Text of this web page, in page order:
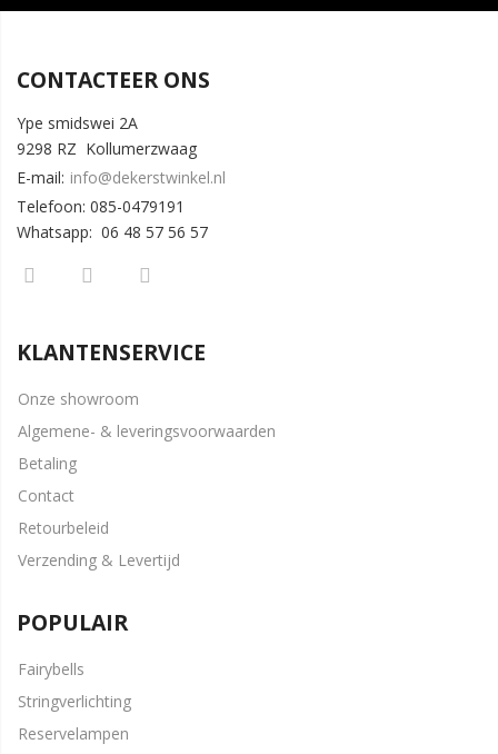
CONTACTEER ONS
Ype smidswei 2A
9298 RZ Kollumerzwaag
E-mail: info@dekerstwinkel.nl
Telefoon: 085-0479191
Whatsapp: 06 48 57 56 57
KLANTENSERVICE
Onze showroom
Algemene- & leveringsvoorwaarden
Betaling
Contact
Retourbeleid
Verzending & Levertijd
POPULAIR
Fairybells
Stringverlichting
Reservelampen